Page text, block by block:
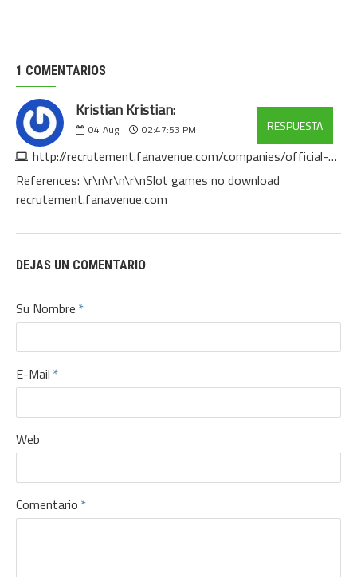
1 COMENTARIOS
Kristian Kristian:
04 Aug 02:47:53 PM
http://recrutement.fanavenue.com/companies/official-site
RESPUESTA
References: \r\n\r\n\r\nSlot games no download
recrutement.fanavenue.com
DEJAS UN COMENTARIO
Su Nombre
E-Mail
Web
Comentario